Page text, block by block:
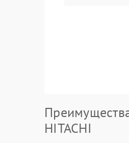
HITACHI